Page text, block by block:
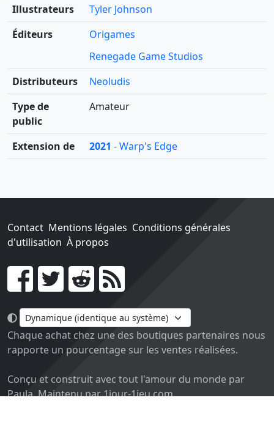
Illustrateurs
Tyler Johnson
Éditeurs
Origames
Renegade Game Studios
Distributeurs
Neoludis
Type de
public
Amateur
Extension de 2021 - Warp's Edge
Contact Mentions légales Conditions générales
d'utilisation À propos
Go !
Chaque achat chez une des boutiques partenaires nous
rapporte un pourcentage sur les ventes réalisées.
Conçu et construit avec tout l'amour du monde par
Paula. Maintenu par 1jour-1jeu.com.